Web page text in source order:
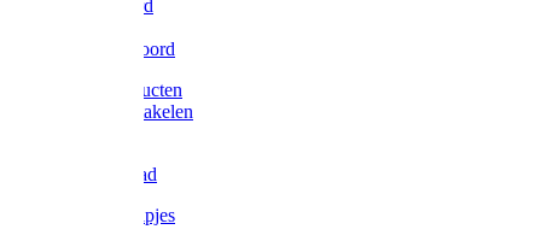
Metselkoord
Elastisch koord
Afdekproducten
Heffen en takelen
Waslijndraad
Simplexknipjes